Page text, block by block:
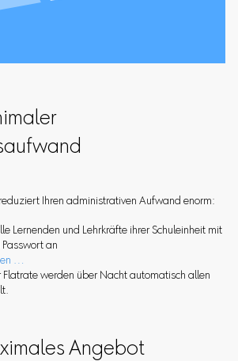
reduziert Ihren administrativen Aufwand enorm:
Lernenden und Lehrkräfte ihrer Schuleinheit mit
an
…
Flatrate werden über Nacht automatisch allen
Angebot